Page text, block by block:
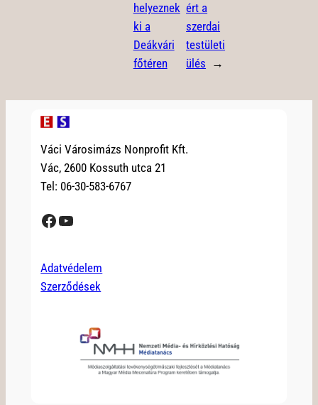
helyeznek
ki a
Deákvári
főtéren
ért a
szerdai
testületi
ülés →
Váci Városimázs Nonprofit Kft.
Vác, 2600 Kossuth utca 21
Tel: 06-30-583-6767
Facebook YouTube
Adatvédelem
Szerződések